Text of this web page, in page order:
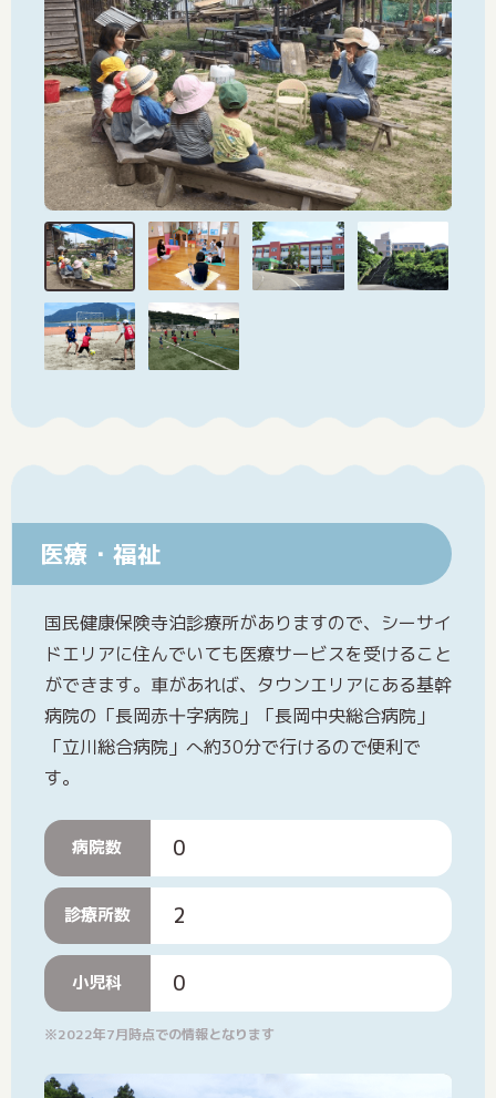
医療・福祉
国民健康保険寺泊診療所がありますので、シーサイ
ドエリアに住んでいても医療サービスを受けること
ができます。車があれば、タウンエリアにある基幹
病院の「長岡赤十字病院」「長岡中央総合病院」
「立川総合病院」へ約30分で行けるので便利で
す。
病院数 0
診療所数 2
小児科 0
※2022年7月時点での情報となります